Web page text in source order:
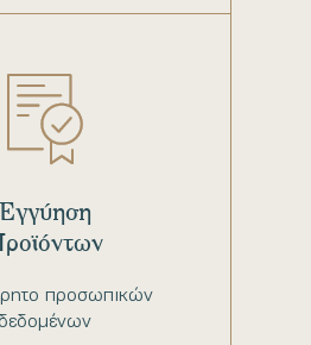
προσωπικών
δεδομένων
Εγγύηση